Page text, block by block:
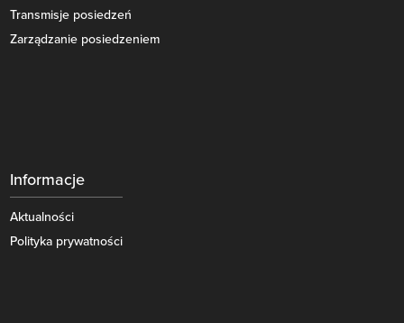
Transmisje posiedzeń
Zarządzanie posiedzeniem
Informacje
Aktualności
Polityka prywatności